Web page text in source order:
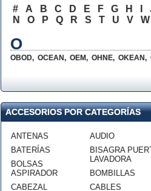
# A B C D E F G H
N
O P Q R S T U V W
O
OBOD, OCEAN, OEM, OHNE, OKEAN,
ACCESORIOS POR CATEGORÍAS
ANTENAS
BATERÍAS
BOLSAS
ASPIRADOR
CABEZAL
AUDIO
BISAGRA
LAVADORA
BOMBILLAS
CABLES